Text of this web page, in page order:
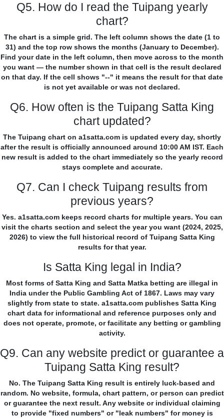
Q5. How do I read the Tuipang yearly
chart?
The chart is a simple grid. The left column shows the date (1 to
31) and the top row shows the months (January to December).
Find your date in the left column, then move across to the month
you want — the number shown in that cell is the result declared
on that day. If the cell shows "--" it means the result for that date
is not yet available or was not declared.
Q6. How often is the Tuipang Satta King
chart updated?
The Tuipang chart on a1satta.com is updated every day, shortly
after the result is officially announced around 10:00 AM IST. Each
new result is added to the chart immediately so the yearly record
stays complete and accurate.
Q7. Can I check Tuipang results from
previous years?
Yes. a1satta.com keeps record charts for multiple years. You can
visit the charts section and select the year you want (2024, 2025,
2026) to view the full historical record of Tuipang Satta King
results for that year.
Is Satta King legal in India?
Most forms of Satta King and Satta Matka betting are illegal in
India under the Public Gambling Act of 1867. Laws may vary
slightly from state to state. a1satta.com publishes Satta King
chart data for informational and reference purposes only and
does not operate, promote, or facilitate any betting or gambling
activity.
Q9. Can any website predict or guarantee a
Tuipang Satta King result?
No. The Tuipang Satta King result is entirely luck-based and
random. No website, formula, chart pattern, or person can predict
or guarantee the next result. Any website or individual claiming
to provide "fixed numbers" or "leak numbers" for money is